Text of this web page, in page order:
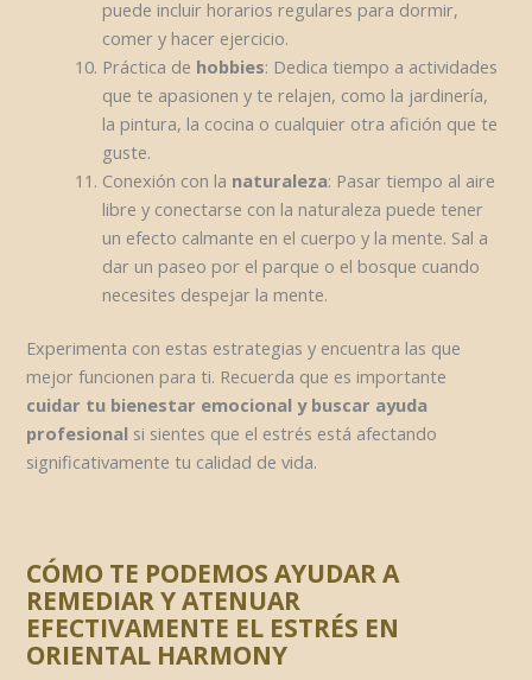
puede incluir horarios regulares para dormir,
comer y hacer ejercicio.
Práctica de hobbies: Dedica tiempo a actividades
que te apasionen y te relajen, como la jardinería,
la pintura, la cocina o cualquier otra afición que te
guste.
Conexión con la naturaleza: Pasar tiempo al aire
libre y conectarse con la naturaleza puede tener
un efecto calmante en el cuerpo y la mente. Sal a
dar un paseo por el parque o el bosque cuando
necesites despejar la mente.
Experimenta con estas estrategias y encuentra las que
mejor funcionen para ti. Recuerda que es importante
cuidar tu bienestar emocional y buscar ayuda
profesional si sientes que el estrés está afectando
significativamente tu calidad de vida.
CÓMO TE PODEMOS AYUDAR A
REMEDIAR Y ATENUAR
EFECTIVAMENTE EL ESTRÉS EN
ORIENTAL HARMONY